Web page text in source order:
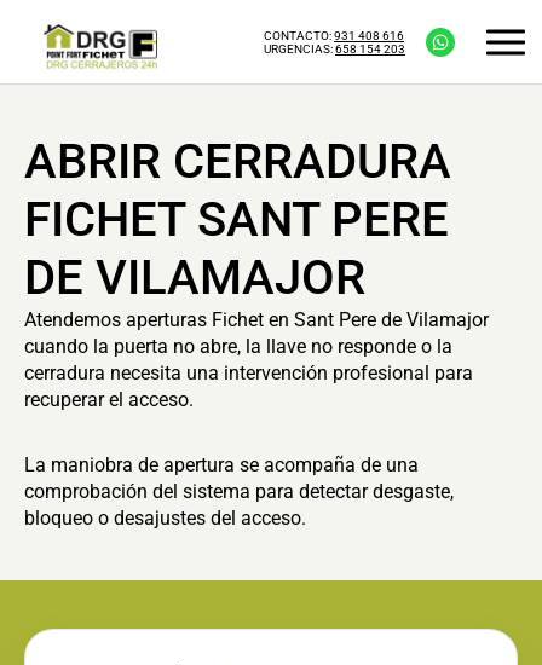
CONTACTO:931 408 616
URGENCIAS:658 154 203
ABRIR CERRADURA
FICHET SANT PERE
DE VILAMAJOR
Atendemos aperturas Fichet en Sant Pere de Vilamajor
cuando la puerta no abre, la llave no responde o la
cerradura necesita una intervención profesional para
recuperar el acceso.
La maniobra de apertura se acompaña de una
comprobación del sistema para detectar desgaste,
bloqueo o desajustes del acceso.